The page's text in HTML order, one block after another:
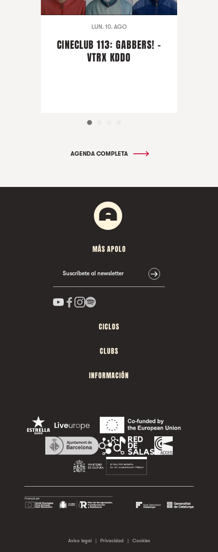
LUN. 10. AGO
CINECLUB 113: GABBERS! -
VTRX KDDO
AGENDA COMPLETA
MÁS APOLO
Suscríbete al newsletter
CICLOS
CLUBS
INFORMACIÓN
Aviso legal | Privacidad | Cookies